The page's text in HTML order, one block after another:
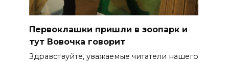
Первоклашки пришли в зоопарк и
тут Вовочка говорит
Здравствуйте, уважаемые читатели нашего